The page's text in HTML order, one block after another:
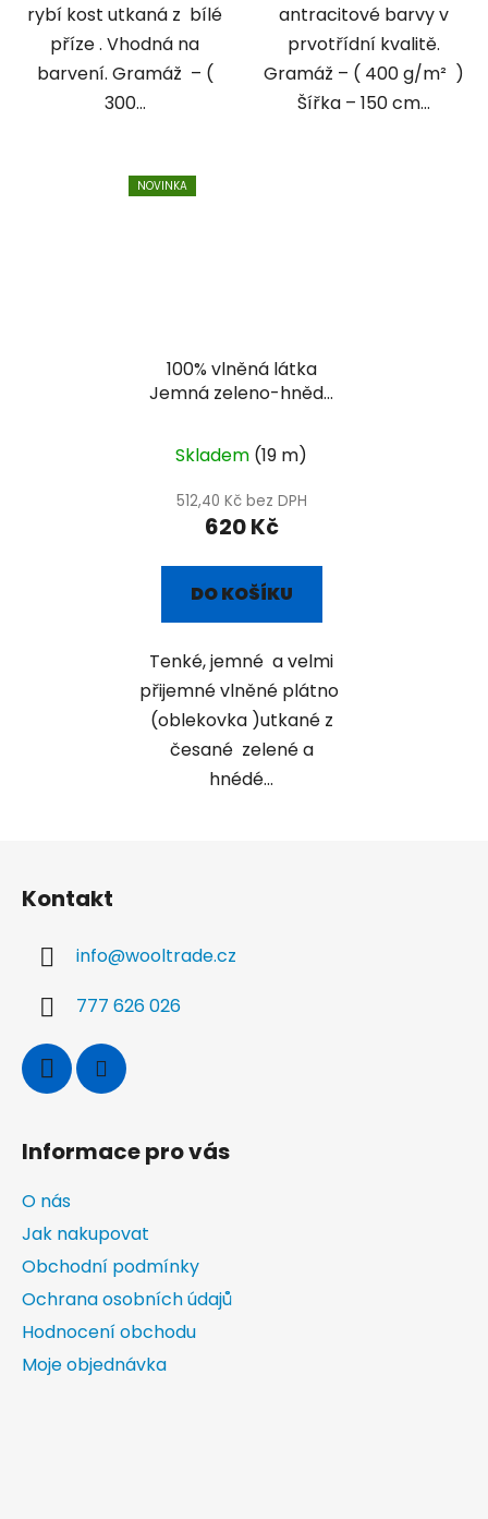
rybí kost utkaná z bílé
příze . Vhodná na
barvení. Gramáž – (
300...
antracitové barvy v
prvotřídní kvalitě.
Gramáž – ( 400 g/m² )
Šířka – 150 cm...
NOVINKA
100% vlněná látka
Jemná zeleno-hnědá
Skladem (19 m)
512,40 Kč bez DPH
620 Kč
DO KOŠÍKU
Tenké, jemné a velmi
přijemné vlněné plátno
(oblekovka )utkané z
česané zelené a
hnédé...
Kontakt
info@wooltrade.cz
777 626 026
Informace pro vás
O nás
Jak nakupovat
Obchodní podmínky
Ochrana osobních údajů
Hodnocení obchodu
Moje objednávka